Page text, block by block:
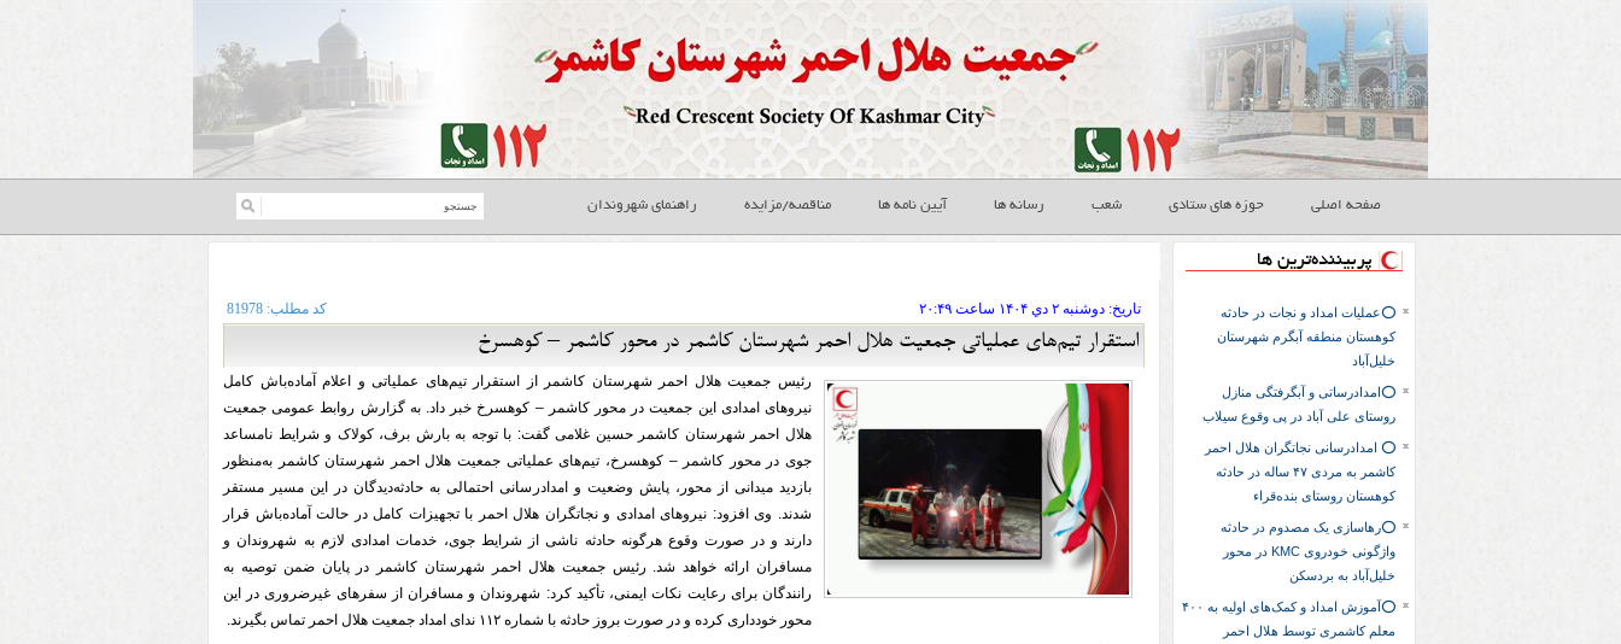
صفحه اصلی حوزه های ستادی شعب رسانه ها آیین نامه ها مناقصه/مزایده راهنمای شهروندان
پربیننده‌ترین ها
⭕عملیات امداد و نجات در حادثه
کوهستان منطقه آبگرم شهرستان
خلیل‌آباد
⭕️امدادرساتی و آبگرفتگی منازل
روستای علی آباد در پی وقوع سیلاب
⭕ امدادرسانی نجاتگران هلال احمر
کاشمر به مردی ۴۷ ساله در حادثه
کوهستان روستای بنده‌قراء
⭕رهاسازی یک مصدوم در حادثه
واژگونی خودروی KMC در محور
خلیل‌آباد به بردسکن
⭕آموزش امداد و کمک‌های اولیه به ۴۰۰
معلم کاشمری توسط هلال احمر
تاريخ: ۱۴۰۴ دوشنبه ۲ دي ساعت ۲۰:۴۹ کد مطلب: 81978
استقرار تیم‌های عملیاتی جمعیت هلال احمر شهرستان کاشمر در محور کاشمر – کوهسرخ
رئیس جمعیت هلال احمر شهرستان کاشمر از استقرار تیم‌های عملیاتی و اعلام آماده‌باش کامل
نیروهای امدادی این جمعیت در محور کاشمر – کوهسرخ خبر داد. به گزارش روابط عمومی جمعیت
هلال احمر شهرستان کاشمر حسین غلامی گفت: با توجه به بارش برف، کولاک و شرایط نامساعد
جوی در محور کاشمر – کوهسرخ، تیم‌های عملیاتی جمعیت هلال احمر شهرستان کاشمر به‌منظور
بازدید میدانی از محور، پایش وضعیت و امدادرسانی احتمالی به حادثه‌دیدگان در این مسیر مستقر
شدند. وی افزود: نیروهای امدادی و نجاتگران هلال احمر با تجهیزات کامل در حالت آماده‌باش قرار
دارند و در صورت وقوع هرگونه حادثه ناشی از شرایط جوی، خدمات امدادی لازم به شهروندان و
مسافران ارائه خواهد شد. رئیس جمعیت هلال احمر شهرستان کاشمر در پایان ضمن توصیه به
رانندگان برای رعایت نکات ایمنی، تأکید کرد: شهروندان و مسافران از سفرهای غیرضروری در این
محور خودداری کرده و در صورت بروز حادثه با شماره ۱۱۲ ندای امداد جمعیت هلال احمر تماس بگیرند.